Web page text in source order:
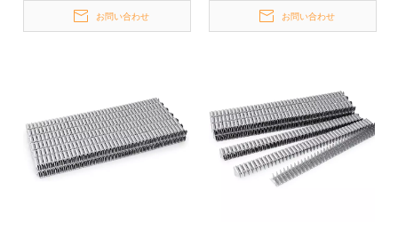
お問い合わせ お問い合わせ